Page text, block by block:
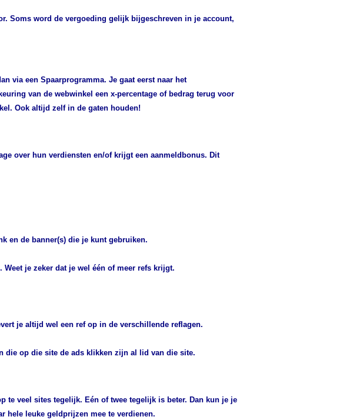
Soms word de vergoeding gelijk bijgeschreven in je account,
via een Spaarprogramma. Je gaat eerst naar het
van de webwinkel een x-percentage of bedrag terug voor
Ook altijd zelf in de gaten houden!
over hun verdiensten en/of krijgt een aanmeldbonus. Dit
en de banner(s) die je kunt gebruiken.
je zeker dat je wel één of meer refs krijgt.
je altijd wel een ref op in de verschillende reflagen.
die op die site de ads klikken zijn al lid van die site.
te veel sites tegelijk. Eén of twee tegelijk is beter. Dan kun je je
hele leuke geldprijzen mee te verdienen.